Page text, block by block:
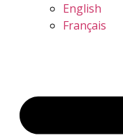
English
Français